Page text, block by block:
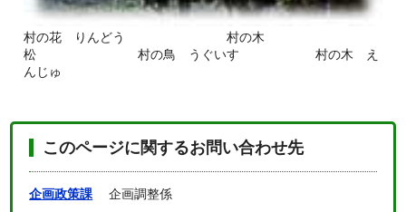
村の花 りんどう 村の木
松 村の鳥 うぐいす 村の木 え
んじゅ
このページに関するお問い合わせ先
企画政策課企画調整係